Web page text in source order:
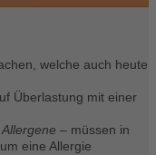
welche auch heute
Überlastung mit einer
Allergene – müssen in
eine Allergie